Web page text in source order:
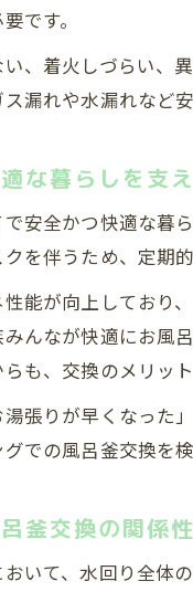
です。
、着火しづらい、
漏れや水漏れなど
な暮らしを支
安全かつ快適な暮
を伴うため、定期
能が向上しており
んなが快適にお風
も、交換のメリッ
張りが早くなった
での風呂釜交換を
釜交換の関係
いて、水回り全体